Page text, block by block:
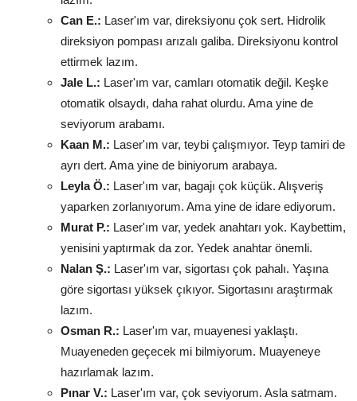
Can E.: Laser'ım var, direksiyonu çok sert. Hidrolik
direksiyon pompası arızalı galiba. Direksiyonu kontrol
ettirmek lazım.
Jale L.: Laser'ım var, camları otomatik değil. Keşke
otomatik olsaydı, daha rahat olurdu. Ama yine de
seviyorum arabamı.
Kaan M.: Laser'ım var, teybi çalışmıyor. Teyp tamiri de
ayrı dert. Ama yine de biniyorum arabaya.
Leyla Ö.: Laser'ım var, bagajı çok küçük. Alışveriş
yaparken zorlanıyorum. Ama yine de idare ediyorum.
Murat P.: Laser'ım var, yedek anahtarı yok. Kaybettim,
yenisini yaptırmak da zor. Yedek anahtar önemli.
Nalan Ş.: Laser'ım var, sigortası çok pahalı. Yaşına
göre sigortası yüksek çıkıyor. Sigortasını araştırmak
lazım.
Osman R.: Laser'ım var, muayenesi yaklaştı.
Muayeneden geçecek mi bilmiyorum. Muayeneye
hazırlamak lazım.
Pınar V.: Laser'ım var, çok seviyorum. Asla satmam.